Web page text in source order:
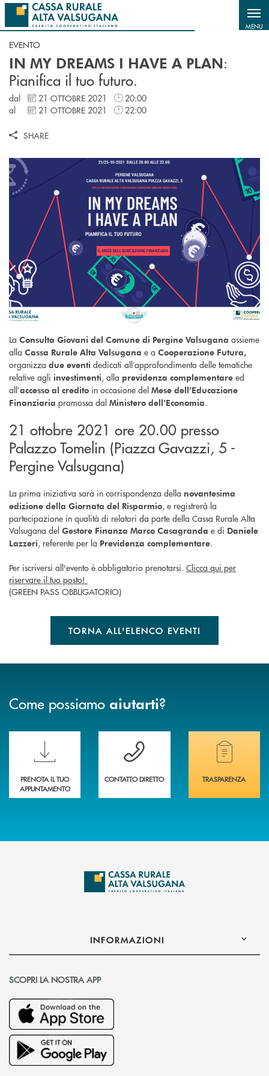
Salta al contenuto principale
MENU
EVENTO
IN MY DREAMS I HAVE A PLAN:
Pianifica il tuo futuro.
dal 21 OTTOBRE 2021
20:00
al
21 OTTOBRE 2021 22:00
SHARE
La Consulta Giovani del Comune di Pergine Valsugana assieme
alla Cassa Rurale Alta Valsugana e a Cooperazione Futura,
organizza due eventi dedicati all’approfondimento delle tematiche
relative agli investimenti, alla previdenza complementare ed
all’accesso al credito in occasione del Mese dell’Educazione
Finanziaria promossa dal Ministero dell’Economia.
21 ottobre 2021 ore 20.00 presso
Palazzo Tomelin (Piazza Gavazzi, 5 -
Pergine Valsugana)
La prima iniziativa sarà in corrispondenza della novantesima
edizione della Giornata del Risparmio, e registrerà la
partecipazione in qualità di relatori da parte della Cassa Rurale Alta
Valsugana del Gestore Finanza Marco Casagranda e di Daniele
Lazzeri, referente per la Previdenza complementare.
Per iscriversi all'evento è obbligatorio prenotarsi. Clicca qui per
riservare il tuo posto!
(GREEN PASS OBBLIGATORIO)
TORNA ALL'ELENCO EVENTI
Come possiamo aiutarti?
Scopri le funzionalità della nuova PRENOTA BANCA
PRENOTA IL TUO
APPUNTAMENTO
Hai bisogno di assistenza immediata?
CONTATTO DIRETTO
Hai bisogno di
TRASPARENZA
INFORMAZIONI
SCOPRI LA NOSTRA APP